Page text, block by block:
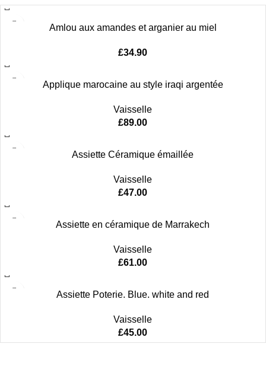
Amlou aux amandes et arganier au miel
£34.90
Applique marocaine au style iraqi argentée
Vaisselle
£89.00
Assiette Céramique émaillée
Vaisselle
£47.00
Assiette en céramique de Marrakech
Vaisselle
£61.00
Assiette Poterie. Blue. white and red
Vaisselle
£45.00